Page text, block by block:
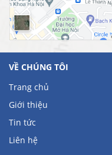
VỀ CHÚNG TÔI
Trang chủ
Giới thiệu
Tin tức
Liên hệ